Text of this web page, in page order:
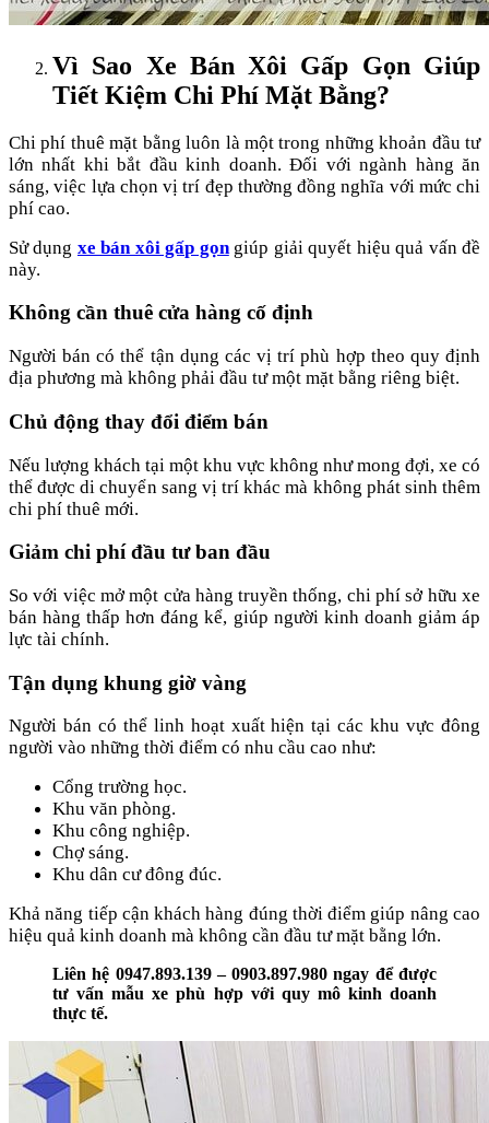
Vì Sao Xe Bán Xôi Gấp Gọn Giúp
Tiết Kiệm Chi Phí Mặt Bằng?
Chi phí thuê mặt bằng luôn là một trong những khoản đầu tư
lớn nhất khi bắt đầu kinh doanh. Đối với ngành hàng ăn
sáng, việc lựa chọn vị trí đẹp thường đồng nghĩa với mức chi
phí cao.
Sử dụng xe bán xôi gấp gọngiúp giải quyết hiệu quả vấn đề
này.
Không cần thuê cửa hàng cố định
Người bán có thể tận dụng các vị trí phù hợp theo quy định
địa phương mà không phải đầu tư một mặt bằng riêng biệt.
Chủ động thay đổi điểm bán
Nếu lượng khách tại một khu vực không như mong đợi, xe có
thể được di chuyển sang vị trí khác mà không phát sinh thêm
chi phí thuê mới.
Giảm chi phí đầu tư ban đầu
So với việc mở một cửa hàng truyền thống, chi phí sở hữu xe
bán hàng thấp hơn đáng kể, giúp người kinh doanh giảm áp
lực tài chính.
Tận dụng khung giờ vàng
Người bán có thể linh hoạt xuất hiện tại các khu vực đông
người vào những thời điểm có nhu cầu cao như:
Cổng trường học.
Khu văn phòng.
Khu công nghiệp.
Chợ sáng.
Khu dân cư đông đúc.
Khả năng tiếp cận khách hàng đúng thời điểm giúp nâng cao
hiệu quả kinh doanh mà không cần đầu tư mặt bằng lớn.
Liên hệ 0947.893.139 – 0903.897.980 ngay để được
tư vấn mẫu xe phù hợp với quy mô kinh doanh
thực tế.